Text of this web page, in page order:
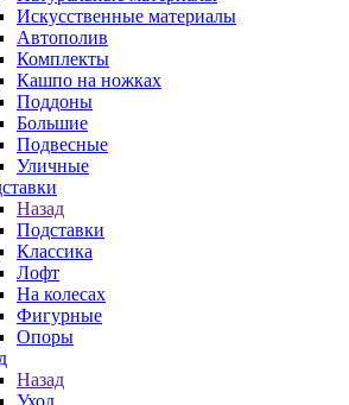
Искусственные материалы
Автополив
Комплекты
Кашпо на ножках
Поддоны
Большие
Подвесные
Уличные
Назад
Подставки
Классика
Лофт
На колесах
Фигурные
Опоры
Назад
Уход